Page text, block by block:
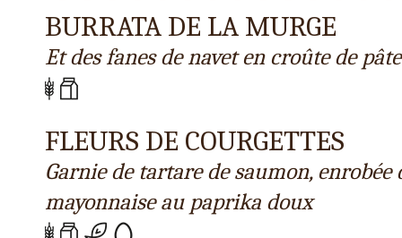
BURRATA DE LA MURGE
Et des fanes de navet en croûte de
FLEURS DE COURGETTES
Garnie de tartare de saumon,
mayonnaise au paprika doux